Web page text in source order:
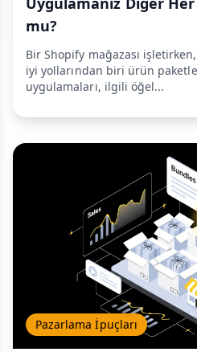
mu?
Bir Shopify mağazası
iyi yollarından biri ürün
uygulamaları, ilgili öğel...
Pazarlama İpuçları